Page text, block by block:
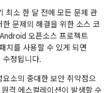
최소 한 달 전에 모든 문제 관
문제의 해결을 위한 소스 코
오픈소스 프로젝트
치를 사용할 수 있게 되면
수정됩니다.
소의 중대한 보안 취약점으
격 에스컬레이션이 발생할 수